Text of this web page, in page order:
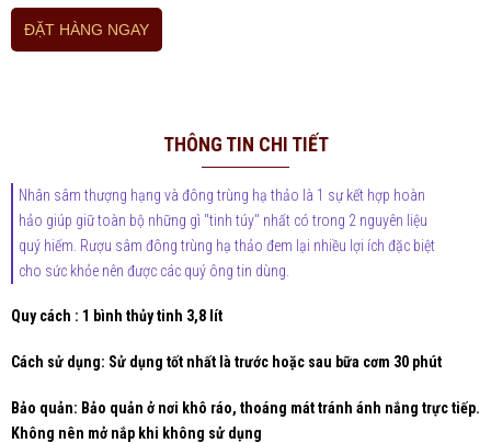
ĐẶT HÀNG NGAY
THÔNG TIN CHI TIẾT
Nhân sâm thượng hạng và đông trùng hạ thảo là 1 sự kết hợp hoàn
hảo giúp giữ toàn bộ những gì "tinh túy" nhất có trong 2 nguyên liệu
quý hiếm. Rượu sâm đông trùng hạ thảo đem lại nhiều lợi ích đặc biệt
cho sức khỏe nên được các quý ông tin dùng.
Quy cách : 1 bình thủy tinh 3,8 lít
Cách sử dụng: Sử dụng tốt nhất là trước hoặc sau bữa cơm 30 phút
Bảo quản: Bảo quản ở nơi khô ráo, thoáng mát tránh ánh nắng trực tiếp.
Không nên mở nắp khi không sử dụng